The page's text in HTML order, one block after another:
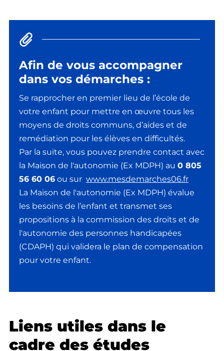
Afin de vous accompagner
dans vos démarches :
Se rapprocher en premier lieu de l’école de
votre enfant pour mettre en œuvre tous les
moyens de droits communs, d’aides et de
remédiation pour les élèves en difficultés.
Par la suite, vous pouvez prendre contact avec
la Maison de l'autonomie (Ex MDPH) au 0 805
56 60 06 ou sur www.mesdemarches06.fr
La Maison de l'autonomie (Ex MDPH) évalue
les besoins de l’enfant et transmet ses
propositions à la commission des droits et de
l'autonomie des personnes handicapées
(CDAPH) qui validera le plan de compensation
pour votre enfant.
Liens utiles dans le
cadre des études